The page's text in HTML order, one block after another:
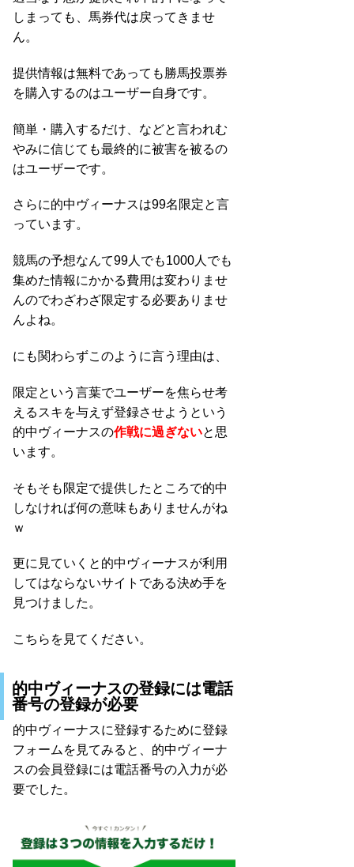
しまっても、馬券代は戻ってきませ
ん。
提供情報は無料であっても勝馬投票券
を購入するのはユーザー自身です。
簡単・購入するだけ、などと言われむ
やみに信じても最終的に被害を被るの
はユーザーです。
さらに的中ヴィーナスは99名限定と言
っています。
競馬の予想なんて99人でも1000人でも
集めた情報にかかる費用は変わりませ
んのでわざわざ限定する必要ありませ
んよね。
にも関わらずこのように言う理由は、
限定という言葉でユーザーを焦らせ考
えるスキを与えず登録させようという
的中ヴィーナスの作戦に過ぎないと思
います。
そもそも限定で提供したところで的中
しなければ何の意味もありませんがね
ｗ
更に見ていくと的中ヴィーナスが利用
してはならないサイトである決め手を
見つけました。
こちらを見てください。
的中ヴィーナスの登録には電話
番号の登録が必要
的中ヴィーナスに登録するために登録
フォームを見てみると、的中ヴィーナ
スの会員登録には電話番号の入力が必
要でした。